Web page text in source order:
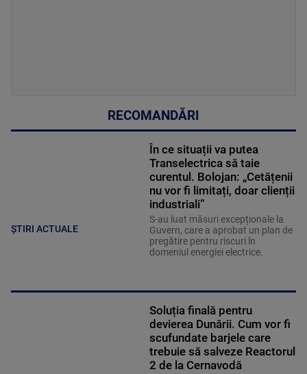
RECOMANDĂRI
ȘTIRI ACTUALE
În ce situații va putea
Transelectrica să taie
curentul. Bolojan: „Cetățenii
nu vor fi limitați, doar clienții
industriali”
S-au luat măsuri excepționale la
Guvern, care a aprobat un plan de
pregătire pentru riscuri în
domeniul energiei electrice.
Soluția finală pentru
devierea Dunării. Cum vor fi
scufundate barjele care
trebuie să salveze Reactorul
2 de la Cernavodă